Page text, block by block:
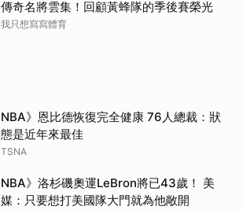
傳奇名將雲集！回顧黃蜂隊的季後賽榮光
我只想寫寫體育
NBA》恩比德恢復完全健康 76人總裁：狀
態是近年來最佳
TSNA
NBA》洛杉磯奧運LeBron將已43歲！ 美
媒：只要想打美國隊大門就為他敞開